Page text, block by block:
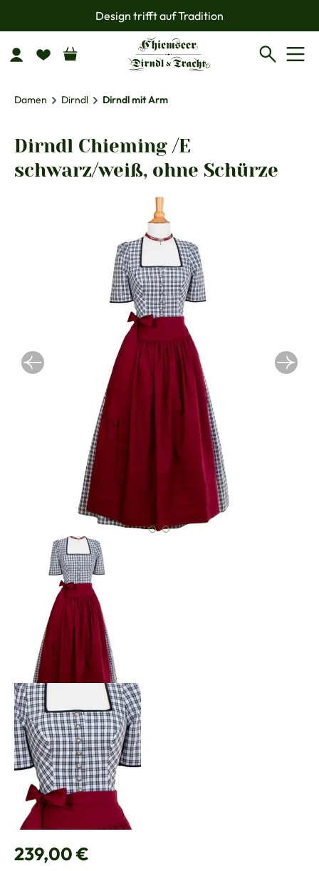
Zum Hauptinhalt springenDesign trifft auf Tradition
Damen Dirndl Dirndl mit Arm
Dirndl Chieming /E
schwarz/weiß, ohne Schürze
Regulärer Preis:
239,00 €